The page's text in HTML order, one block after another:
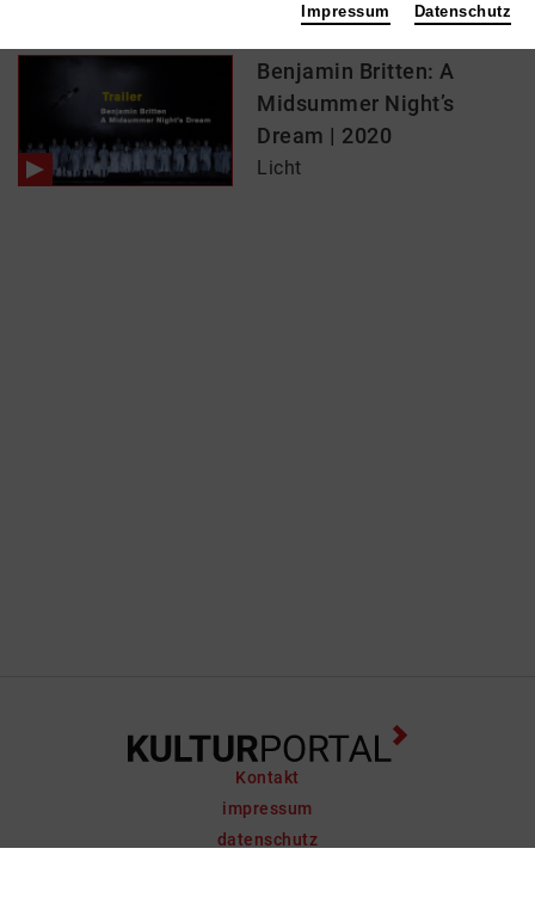
In Filmen / Medien wie ...
Benjamin Britten: A
Midsummer Night’s
Dream | 2020
Licht
Kontakt
impressum
datenschutz
Impressum Datenschutz